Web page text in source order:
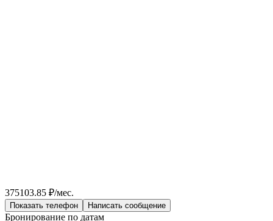
375103.85 ₽/мес.
Показать телефон Написать сообщение
Бронирование по датам